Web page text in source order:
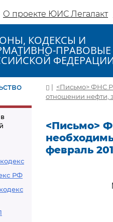
О проекте ЮИС Легалакт
КОДЕКСЫ И
ПРАВОВЫЕ
РФ
| <Письмо> ФНС
отношении нефти,
<Письмо>
февраль